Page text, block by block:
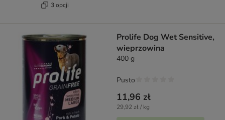
3 opcji
Prolife Dog Wet Sensitive,
wieprzowina
400 g
11,96 zł
29,92 zł / kg
Pusto